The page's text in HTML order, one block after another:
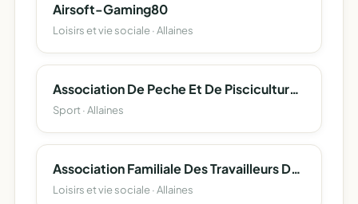
Airsoft-Gaming80
Loisirs et vie sociale · Allaines
Association De Peche Et De Pisciculture D'allaines-Feuillaucourt
Sport · Allaines
Association Familiale Des Travailleurs De L'agriculture D'allaines
Loisirs et vie sociale · Allaines